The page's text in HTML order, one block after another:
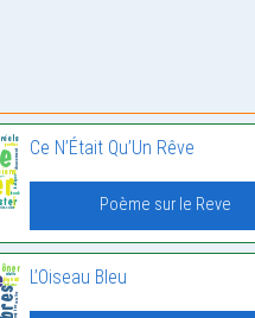
Ce N’Était Qu’Un Rêve
Poème sur le Reve
L’Oiseau Bleu